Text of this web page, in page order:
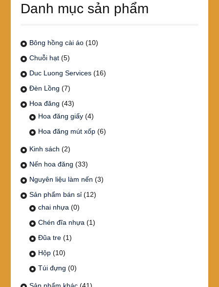
Danh mục sản phẩm
Bông hồng cài áo (10)
Chuỗi hạt (5)
Duc Luong Services (16)
Đèn Lồng (7)
Hoa đăng (43)
Hoa đăng giấy (4)
Hoa đăng mút xốp (6)
Kinh sách (2)
Nến hoa đăng (33)
Nguyên liệu làm nến (3)
Sản phẩm bán sỉ (12)
chai nhựa (0)
Chén đĩa nhựa (1)
Đũa tre (1)
Hộp (10)
Túi đựng (0)
Sản phẩm khác (41)